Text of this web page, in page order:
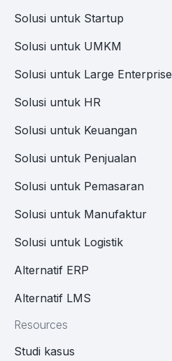
Solusi untuk Startup
Solusi untuk UMKM
Solusi untuk Large Enterprise
Solusi untuk HR
Solusi untuk Keuangan
Solusi untuk Penjualan
Solusi untuk Pemasaran
Solusi untuk Manufaktur
Solusi untuk Logistik
Alternatif ERP
Alternatif LMS
Resources
Studi kasus